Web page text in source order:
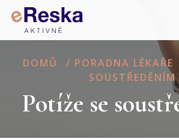
DOMŮ / PORADNA LÉKAŘE
SOUSTŘEDĚNÍM
Potíže se